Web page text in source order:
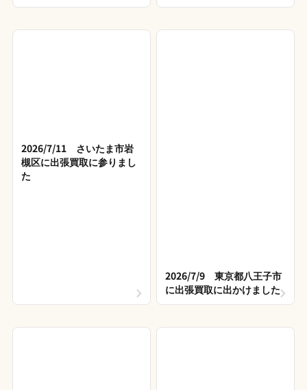
2026/7/11 さいたま市岩
槻区に出張買取に参りまし
た
2026/7/9 東京都八王子市
に出張買取に出かけました